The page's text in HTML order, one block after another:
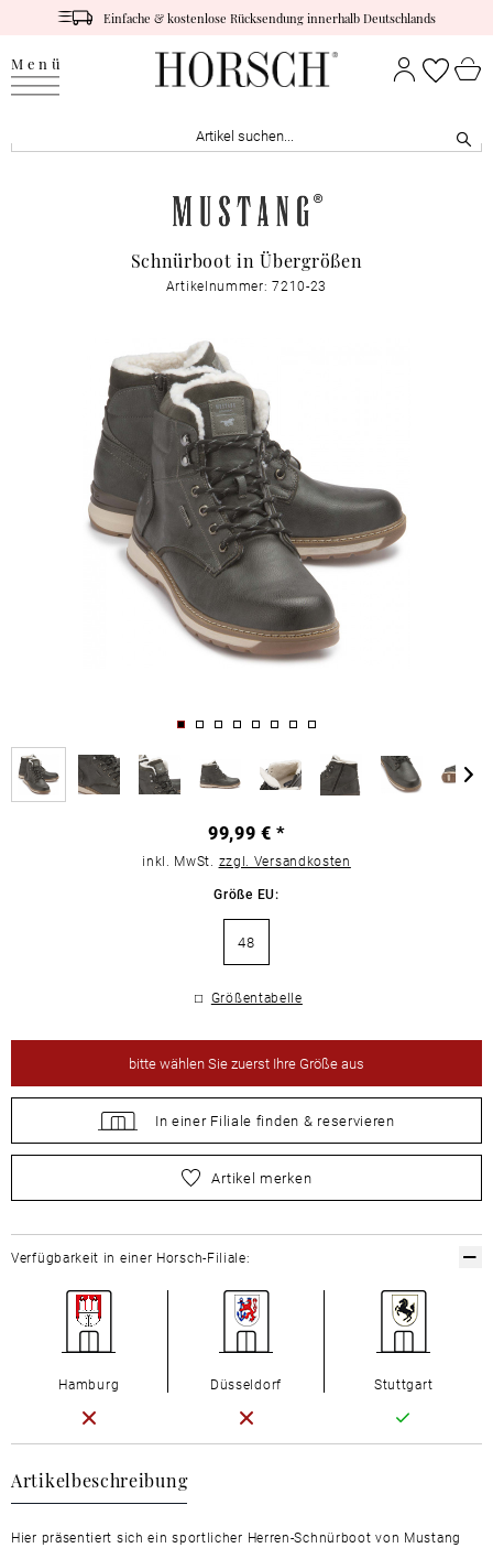
Einfache & kostenlose Rücksendung innerhalb Deutschlands
Menü
Schnürboot in Übergrößen
Artikelnummer: 7210-23
99,99 € *
inkl. MwSt. zzgl. Versandkosten
Größe EU:
48
Größentabelle
bittewählen Sie zuerst Ihre Größe aus
In einer Filiale finden & reservieren
wählen Sie zuerst Ihre Größe aus
Artikel merken
Artikelbeschreibung
Hier präsentiert sich ein sportlicher Herren-Schnürboot von Mustang
Verfügbarkeit in einer Horsch-Filiale:
Hamburg Düsseldorf Stuttgart